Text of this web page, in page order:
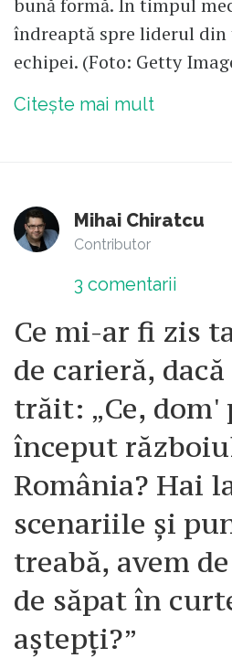
îndreaptă spre liderul
echipei. (Foto: Getty
Citește mai mult
Mihai Chiratcu
Contributor
3 comentarii
Ce mi-ar fi zis
de carieră,
trăit: „Ce, dom'
început
România? Hai
scenariile și
treabă, avem
de săpat în
aștepți?”